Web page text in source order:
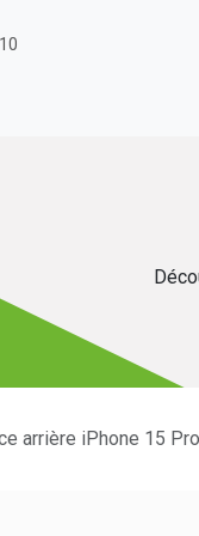
arrière iPhone 15